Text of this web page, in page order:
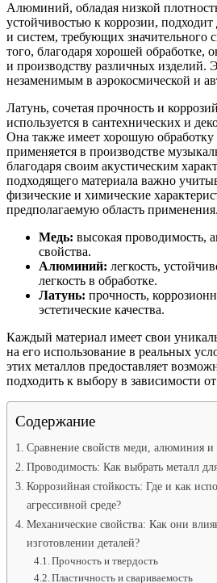
Алюминий, обладая низкой
устойчивостью к коррозии,
и систем, требующих значительного
того, благодаря хорошей обработке,
и производству различных изделий.
незаменимым в аэрокосмической и
Латунь, сочетая прочность и
используется в сантехнических и
Она также имеет хорошую
применяется в производстве
благодаря своим акустическим
подходящего материала важно
физические и химические
предполагаемую область применения.
Медь: высокая проводимость,
свойства.
Алюминий: легкость,
легкость в обработке.
Латунь: прочность,
эстетические качества.
Каждый материал имеет свои
на его использование в реальных
этих металлов предоставляет
подходить к выбору в зависимости
Содержание
Сравнение свойств меди, алюминия и
Проводимость: Как выбрать металл
Коррозийная стойкость: Где и как
агрессивной среде?
Механические свойства: Как они
изготовлении деталей?
Прочность и твердость
Пластичность и свариваемость